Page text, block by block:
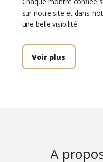
sur notre site et dans
une belle visibilité
Voir plus
A